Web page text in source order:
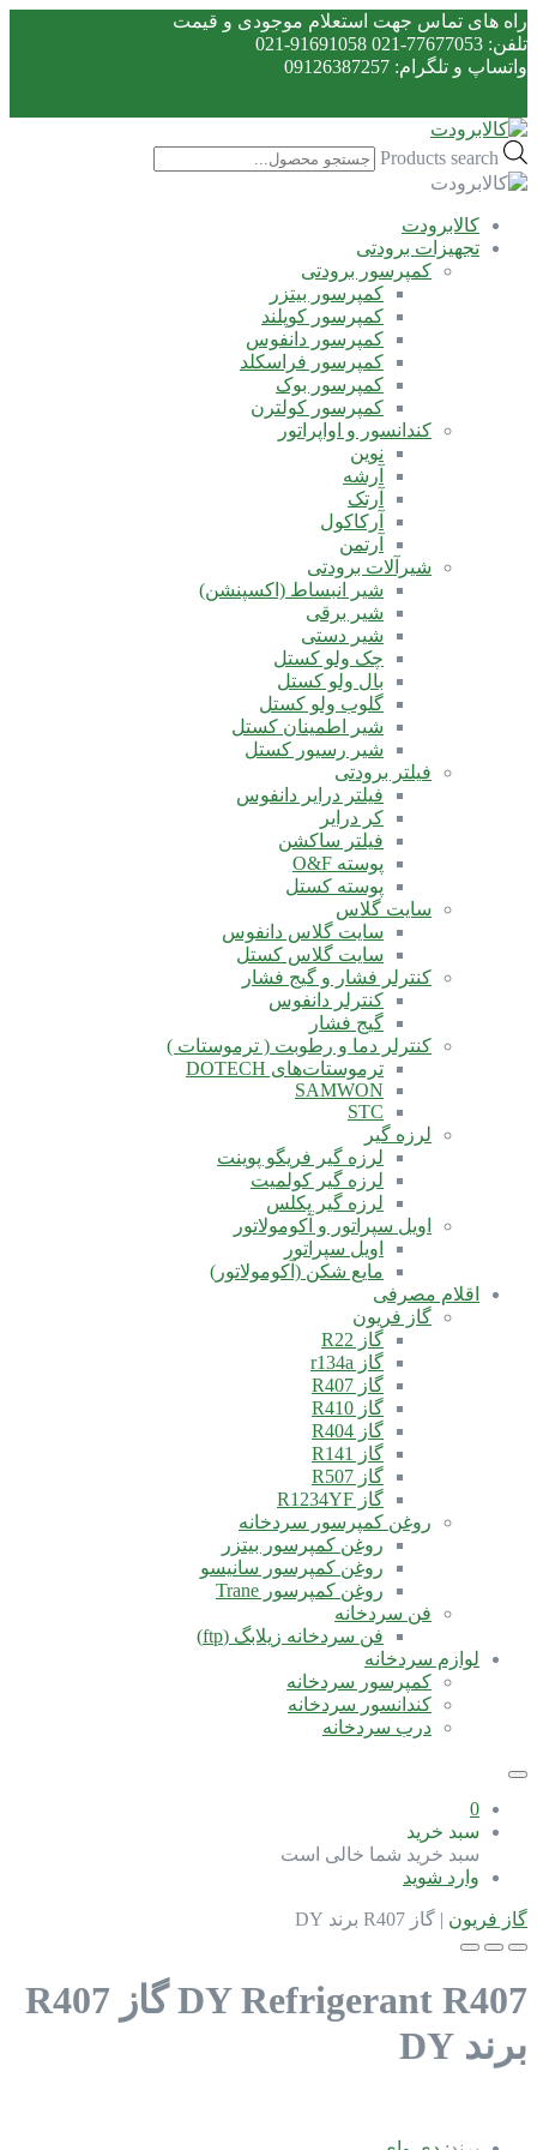
راه های تماس جهت استعلام موجودی و قیمت
تلفن: 77677053-021 91691058-021
واتساپ و تلگرام: 09126387257
Products search
کالابرودت
تجهیزات برودتی
کمپرسور برودتی
کمپرسور بیتزر
کمپرسور کوپلند
کمپرسور دانفوس
کمپرسور فراسکلد
کمپرسور بوک
کمپرسور کولترن
کندانسور و اواپراتور
نوین
آرشه
آرتک
آرکاکول
آرتمن
شیرآلات برودتی
شیر انبساط (اکسپنشن)
شیر برقی
شیر دستی
چک ولو کستل
بال ولو کستل
گلوب ولو کستل
شیر اطمینان کستل
شیر رسیور کستل
فیلتر برودتی
فیلتر درایر دانفوس
کر درایر
فیلتر ساکشن
پوسته O&F
پوسته کستل
سایت گلاس
سایت گلاس دانفوس
سایت گلاس کستل
کنترلر فشار و گیج فشار
کنترلر دانفوس
گیج فشار
کنترلر دما و رطوبت ( ترموستات )
ترموستات‌های DOTECH
SAMWON
STC
لرزه گیر
لرزه گیر فریگو پوینت
لرزه گیر کولمیت
لرزه گیر پکلس
اویل سپراتور و آکومولاتور
اویل سپراتور
مایع شکن (آکومولاتور)
اقلام مصرفی
گاز فریون
گاز R22
گاز r134a
گاز R407
گاز R410
گاز R404
گاز R141
گاز R507
گاز R1234YF
روغن کمپرسور سردخانه
روغن کمپرسور بیتزر
روغن کمپرسور سانیسو
روغن کمپرسور Trane
فن سردخانه
فن سردخانه زیلابگ (ftp)
لوازم سردخانه
کمپرسور سردخانه
کندانسور سردخانه
درب سردخانه
0
سبد خرید
سبد خرید شما خالی است
وارد شوید
گاز فریون | گاز R407 برند DY
DY Refrigerant R407
گاز R407
برند DY